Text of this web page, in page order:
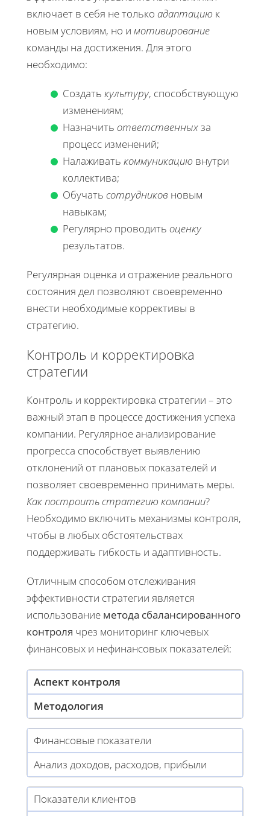
включает в себя не только адаптацию к
новым условиям, но и мотивирование
команды на достижения. Для этого
необходимо:
Создать культуру, способствующую
изменениям;
Назначить ответственныхза
процесс изменений;
Налаживать коммуникацию внутри
коллектива;
Обучать сотрудников новым
навыкам;
Регулярно проводить оценку
результатов.
Регулярная оценка и отражение реального
состояния дел позволяют своевременно
внести необходимые коррективы в
стратегию.
Контроль и корректировка
стратегии
Контроль и корректировка стратегии – это
важный этап в процессе достижения успеха
компании. Регулярное анализирование
прогресса способствует выявлению
отклонений от плановых показателей и
позволяет своевременно принимать меры.
Как построить стратегию компании?
Необходимо включить механизмы контроля,
чтобы в любых обстоятельствах
поддерживать гибкость и адаптивность.
Отличным способом отслеживания
эффективности стратегии является
использование метода сбалансированного
контроля чрез мониторинг ключевых
финансовых и нефинансовых показателей:
Аспект контроля
Методология
Финансовые показатели
Анализ доходов, расходов, прибыли
Показатели клиентов